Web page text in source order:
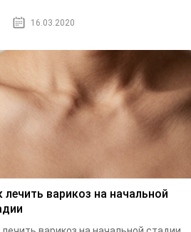
16.03.2020
лечить варикоз на начальной